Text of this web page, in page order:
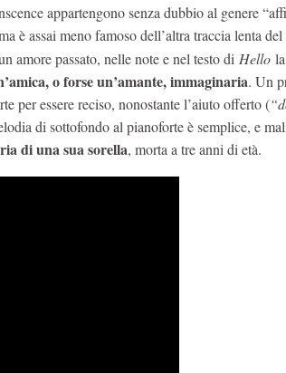
appartengono senza dubbio al genere
è assai meno famoso dell’altra traccia lenta
amore passato, nelle note e nel testo di Hello
o forse un’amante, immaginaria. Un
per essere reciso, nonostante l’aiuto offerto (
di sottofondo al pianoforte è semplice, e
di una sua sorella, morta a tre anni di età.